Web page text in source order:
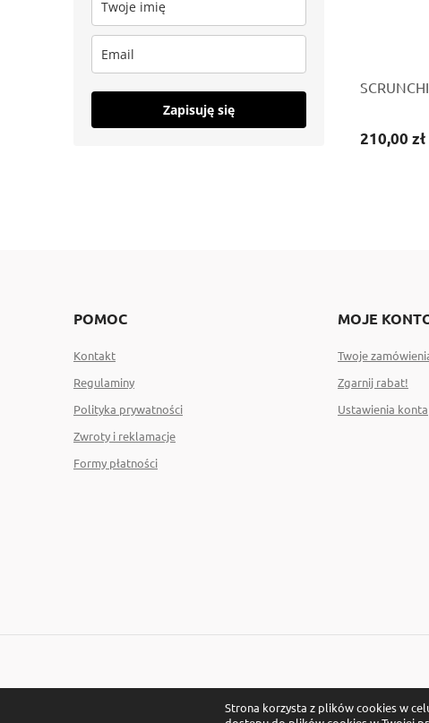
Strona korzysta z plików cookies w
Zapisuję się
210,00 zł
POMOC
Kontakt
Regulaminy
Polityka prywatności
Zwroty i reklamacje
Formy płatności
MOJE
Twoje
Zgarnij rabat!
Ustawienia konta